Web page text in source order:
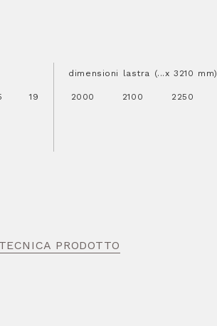
19
dimensioni lastra (...x 3210 mm)
2000 2100 2250
PRODOTTO